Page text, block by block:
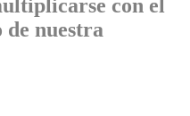
con el
nuestra